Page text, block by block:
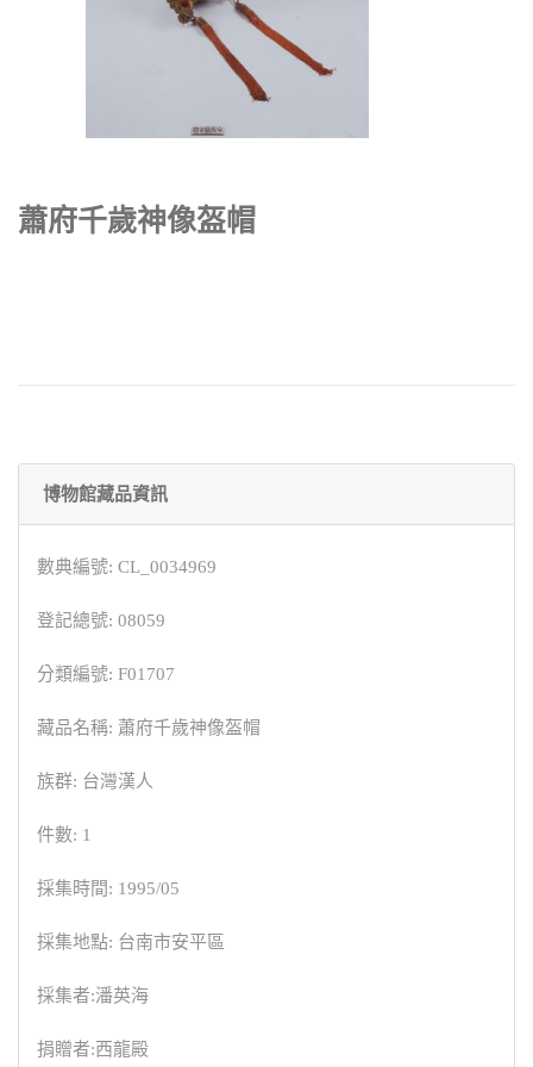
蕭府千歲神像盔帽
博物館藏品資訊
數典編號: CL_0034969
登記總號: 08059
分類編號: F01707
藏品名稱: 蕭府千歲神像盔帽
族群: 台灣漢人
件數: 1
採集時間: 1995/05
採集地點: 台南市安平區
採集者:潘英海
捐贈者:西龍殿